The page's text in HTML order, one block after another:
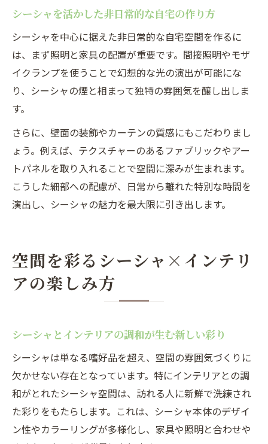
シーシャを活かした非日常的な自宅の作り方
シーシャを中心に据えた非日常的な自宅空間を作るに
は、まず照明と家具の配置が重要です。間接照明やモザ
イクランプを使うことで幻想的な光の演出が可能にな
り、シーシャの煙と相まって独特の雰囲気を醸し出しま
す。
さらに、壁面の装飾やカーテンの質感にもこだわりまし
ょう。例えば、テクスチャーのあるファブリックやアー
トパネルを取り入れることで空間に深みが生まれます。
こうした細部への配慮が、日常から離れた特別な時間を
演出し、シーシャの魅力を最大限に引き出します。
空間を彩るシーシャ×インテリ
アの楽しみ方
シーシャとインテリアの調和が生む新しい彩り
シーシャは単なる嗜好品を超え、空間の雰囲気づくりに
欠かせない存在となっています。特にインテリアとの調
和がとれたシーシャ空間は、訪れる人に新鮮で洗練され
た彩りをもたらします。これは、シーシャ本体のデザイ
ン性やカラーリングが多様化し、家具や照明と合わせや